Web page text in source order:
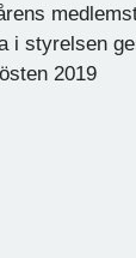
i styrelsen
2019